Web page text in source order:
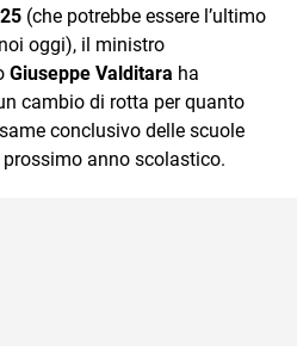
(che potrebbe essere l’ultimo
oggi), il ministro
Giuseppe Valditara ha
cambio di rotta per quanto
conclusivo delle scuole
anno scolastico.